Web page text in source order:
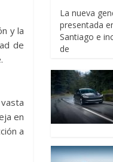
y la
de
en
a
La nueva
presentada
Santiago e
de